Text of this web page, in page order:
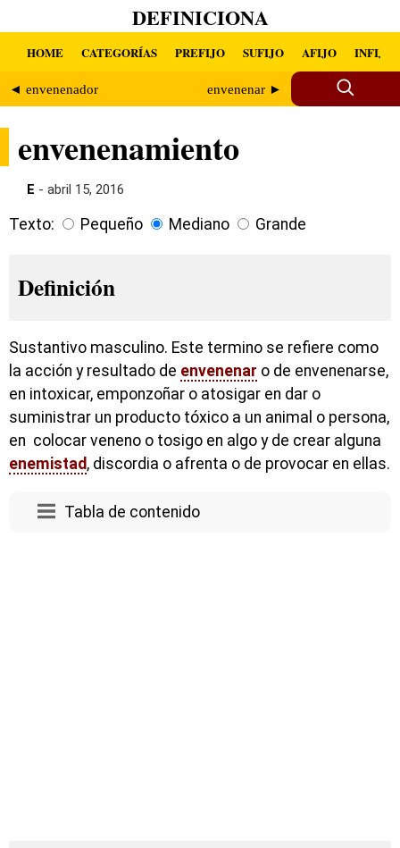
DEFINICIONA
HOME CATEGORÍAS PREFIJO SUFIJO AFIJO INFIJO
◄ envenenador envenenar ►
envenenamiento
E - abril 15, 2016
Texto: Pequeño Mediano Grande
Definición
Sustantivo masculino. Este termino se refiere como
la acción y resultado de envenenar o de envenenarse,
en intoxicar, emponzoñar o atosigar en dar o
suministrar un producto tóxico a un animal o persona,
en colocar veneno o tosigo en algo y de crear alguna
enemistad, discordia o afrenta o de provocar en ellas.
Tabla de contenido